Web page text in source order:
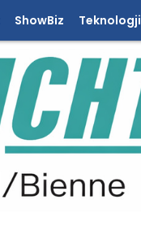
ShowBiz Teknologji